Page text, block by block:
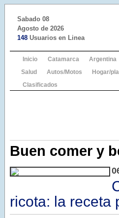
Sabado 08
Agosto de 2026
148 Usuarios en Linea
Inicio Catamarca Argentina
Salud
Autos/Motos Hogar/
Clasificados
Buen comer y
ricota: la receta